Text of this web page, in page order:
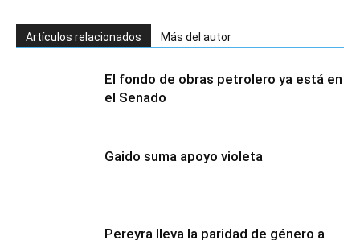
Artículos relacionados Más del autor
El fondo de obras petrolero ya está en
el Senado
Gaido suma apoyo violeta
Pereyra lleva la paridad de género a